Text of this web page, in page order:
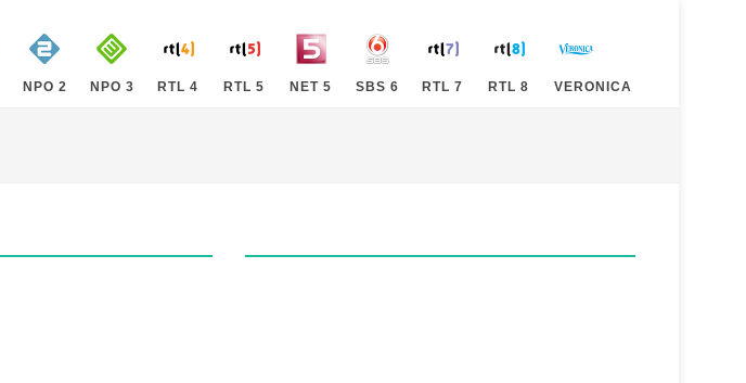
NPO 2 NPO 3 RTL 4 RTL 5 NET 5 SBS 6 RTL 7 RTL 8 VERONICA